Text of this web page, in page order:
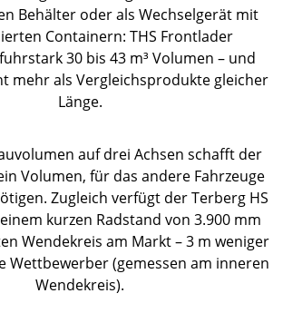
Behälter oder als Wechselgerät mit
Containern: THS Frontlader
30 bis 43 m³ Volumen – und
mehr als Vergleichsprodukte gleicher
Länge.
auf drei Achsen schafft der
Volumen, für das andere Fahrzeuge
Zugleich verfügt der Terberg HS
kurzen Radstand von 3.900 mm
Wendekreis am Markt – 3 m weniger
Wettbewerber (gemessen am inneren
Wendekreis).